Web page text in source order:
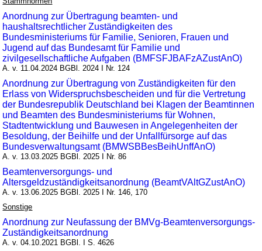
Anordnung zur Übertragung beamten- und
haushaltsrechtlicher Zuständigkeiten des
Bundesministeriums für Familie, Senioren, Frauen und
Jugend auf das Bundesamt für Familie und
zivilgesellschaftliche Aufgaben (BMFSFJBAFzAZustAnO)
A. v. 11.04.2024 BGBl. 2024 I Nr. 124
Anordnung zur Übertragung von Zuständigkeiten für den
Erlass von Widerspruchsbescheiden und für die Vertretung
der Bundesrepublik Deutschland bei Klagen der Beamtinnen
und Beamten des Bundesministeriums für Wohnen,
Stadtentwicklung und Bauwesen in Angelegenheiten der
Besoldung, der Beihilfe und der Unfallfürsorge auf das
Bundesverwaltungsamt (BMWSBBesBeihUnffAnO)
A. v. 13.03.2025 BGBl. 2025 I Nr. 86
Beamtenversorgungs- und
Altersgeldzuständigkeitsanordnung (BeamtVAltGZustAnO)
A. v. 13.06.2025 BGBl. 2025 I Nr. 146, 170
Sonstige
Anordnung zur Neufassung der BMVg-Beamtenversorgungs-
Zuständigkeitsanordnung
A. v. 04.10.2021 BGBl. I S. 4626